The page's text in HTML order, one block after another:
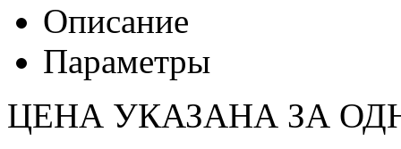
Описание
Параметры
ЦЕНА УКАЗАНА ЗА